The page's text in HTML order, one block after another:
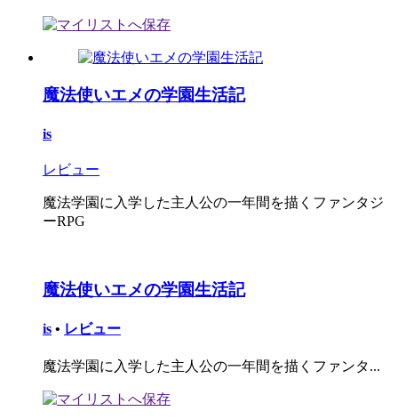
魔法使いエメの学園生活記
is
レビュー
魔法学園に入学した主人公の一年間を描くファンタジ
ーRPG
魔法使いエメの学園生活記
is • レビュー
魔法学園に入学した主人公の一年間を描くファンタ...